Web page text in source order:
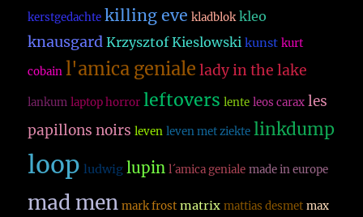
kerstgedachte killing eve kladblok kleo
knausgard Krzysztof Kieslowski kunst kurt
cobain l'amica geniale lady in the lake
lankum laptop horror leftovers lente leos carax les
papillons noirs leven leven met ziekte linkdump
loop ludwig lupin l´amica geniale made in europe
mad men mark frost matrix mattias desmet max